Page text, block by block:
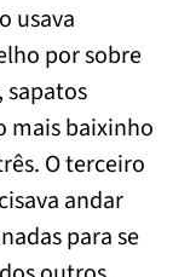
usava
por sobre
sapatos
mais baixinho
O terceiro
andar
para se